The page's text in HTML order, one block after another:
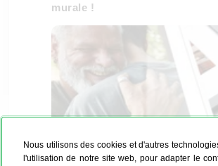
Nous utilisons des cookies et d'autres
l'utilisation de notre site web, pour adapter le
murale !